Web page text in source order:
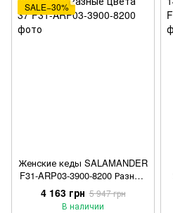
SALE−30%
Женские кеды SALAMANDER
F31-ARP03-3900-8200 Разные
цвета 37
4 163 грн 5 947 грн
В наличии